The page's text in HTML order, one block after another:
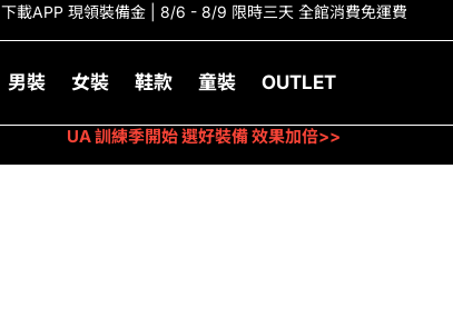
下載APP 現領裝備金 | 8/6 - 8/9 限時三天 全館消費免運費
男裝 女裝 鞋款 童裝 OUTLET
UA 訓練季開始 選好裝備 效果加倍>>